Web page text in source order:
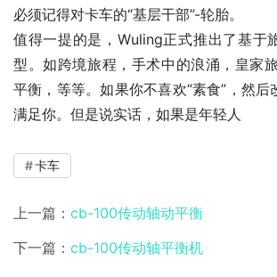
必须记得对卡车的“基层干部”-轮胎。
值得一提的是，Wuling正式推出了基于
型。如跨境旅程，手术中的浪涌，皇家
平衡，等等。如果你不喜欢“素食”，然后
满足你。但是说实话，如果是年轻人
卡车
上一篇： cb-100传动轴动平衡
下一篇： cb-100传动轴平衡机